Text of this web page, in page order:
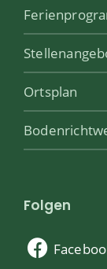
Ortsplan
Folgen